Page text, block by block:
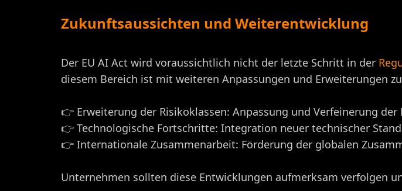
Zukunftsaussichten und Weiterentwicklung
Der EU AI Act wird voraussichtlich nicht der letzte Schritt in der
diesem Bereich ist mit weiteren Anpassungen und Erweiterungen
👉 Erweiterung der Risikoklassen: Anpassung und Verfeinerung
👉 Technologische Fortschritte: Integration neuer technischer
👉 Internationale Zusammenarbeit: Förderung der globalen
Unternehmen sollten diese Entwicklungen aufmerksam verfolgen